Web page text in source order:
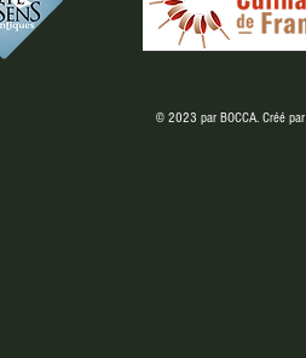
© 2023 par BOCCA. Créé par